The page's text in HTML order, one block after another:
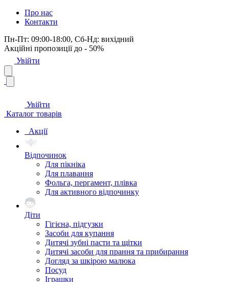
Про нас
Контакти
Пн-Пт: 09:00-18:00, Сб-Нд: вихідний
Акційні пропозиції до - 50%
Увійти
Увійти
Каталог товарів
Акції
Відпочинок
Для пікніка
Для плавання
Фольга, пергамент, плівка
Для активного відпочинку
Діти
Гігієна, підгузки
Засоби для купання
Дитячі зубні пасти та щітки
Дитячі засоби для прання та прибирання
Догляд за шкірою малюка
Посуд
Іграшки